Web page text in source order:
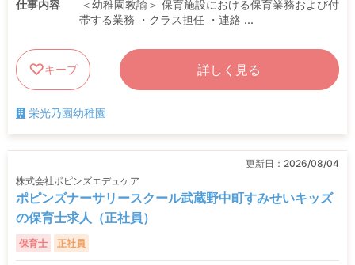
仕事内容
＜幼稚園教諭＞ 保育施設における保育業務および付
帯する業務 ・クラス担任 ・連絡 ...
キープ 詳しく見る
栄光乃園幼稚園
更新日： 2026/08/04
株式会社ポピンズエデュケア
ポピンズナーサリースクール武蔵野中町すみせいキッズ
の保育士求人（正社員）
保育士 正社員